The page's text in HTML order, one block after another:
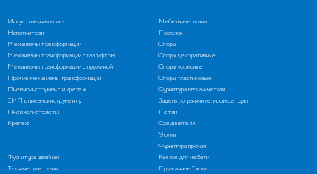
Искусственная кожа
Мебельные ткани
Наполнители
Поролон
Механизмы трансформации
Механизмы трансформации с газлифтом
Механизмы трансформации с пружиной
Прочие механизмы трансформации
Опоры
Опоры декоративные
Опоры колесные
Опоры пластиковые
Пневмоинструмент и крепеж
ЗИП к пневмоинструменту
Пневмопистолеты
Крепеж
Фурнитура механическая
Зацепы, ограничители, фиксаторы
Петли
Соединители
Уголки
Фурнитура прочая
Фурнитура швейная
Разное для мебели
Технические ткани
Пружинные блоки